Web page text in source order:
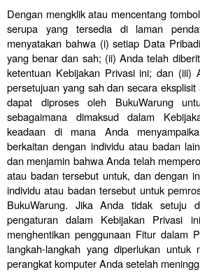
Dengan mengklik atau mencentang
serupa yang tersedia di laman
menyatakan bahwa (i) setiap Data
yang benar dan sah; (ii) Anda telah
ketentuan Kebijakan Privasi ini; dan (iii)
persetujuan yang sah dan secara
dapat diproses oleh BukuWarung
sebagaimana dimaksud dalam
keadaan di mana Anda
berkaitan dengan individu atau badan
dan menjamin bahwa Anda telah
atau badan tersebut untuk, dan dengan
individu atau badan tersebut untuk
BukuWarung. Jika Anda tidak setuju
pengaturan dalam Kebijakan Privasi
menghentikan penggunaan Fitur dalam
langkah-langkah yang diperlukan untuk
perangkat komputer Anda setelah